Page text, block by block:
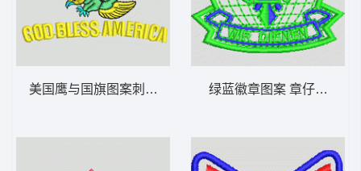
美国鹰与国旗图案刺绣 鹰 章仔标志布贴徽
绿蓝徽章图案 章仔标志布